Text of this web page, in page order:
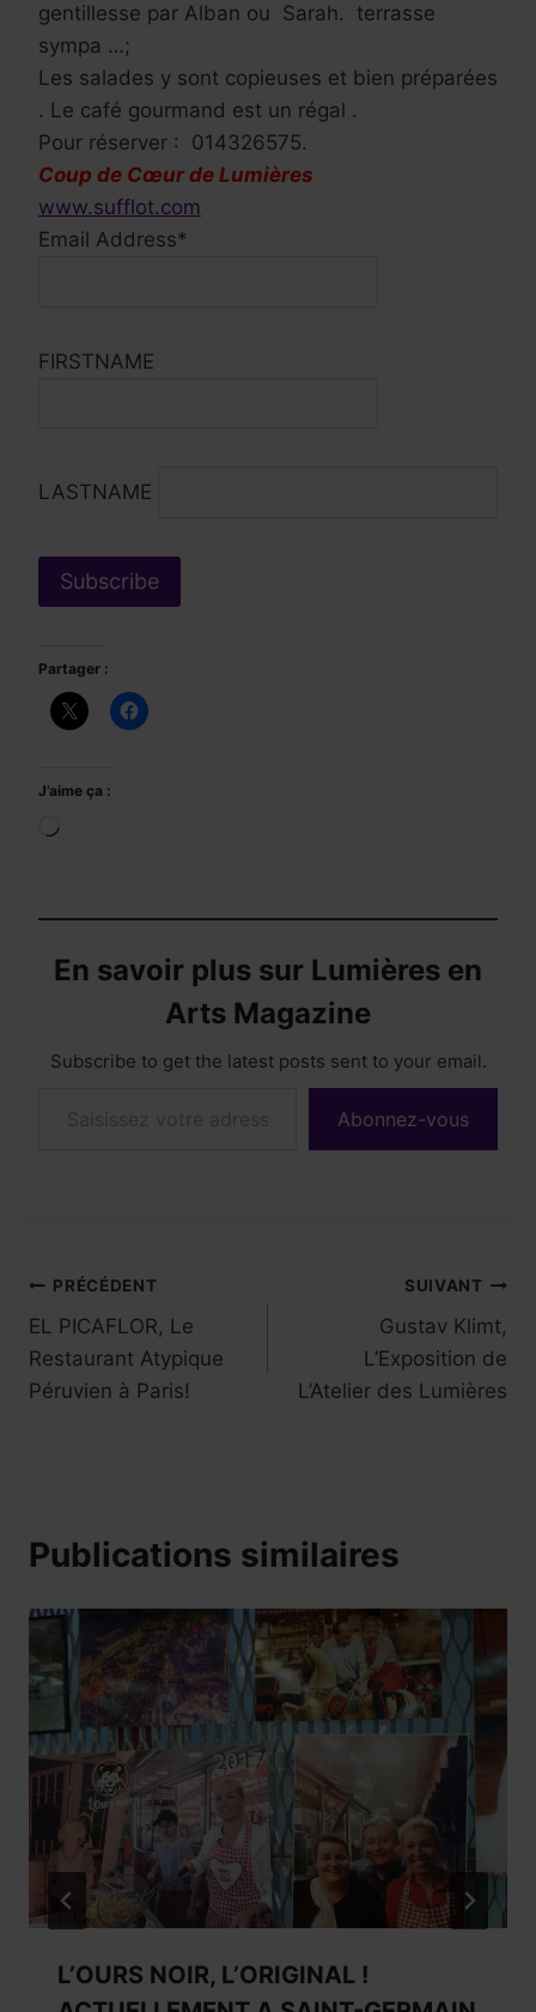
gentillesse par Alban ou Sarah. terrasse
sympa …;
Les salades y sont copieuses et bien préparées
. Le café gourmand est un régal .
Pour réserver : 014326575.
Coup de Cœur de Lumières
www.sufflot.com
Email Address*
FIRSTNAME
LASTNAME
Partager :
J’aime ça :
Chargement…
En savoir plus sur Lumières en
Arts Magazine
Subscribe to get the latest posts sent to your email.
Abonnez-vous
Navigation
de
l’article
PRÉCÉDENT
EL PICAFLOR, Le
Restaurant Atypique
Péruvien à Paris!
SUIVANT
Gustav Klimt,
L’Exposition de
L’Atelier des Lumières
Publications similaires
L’OURS NOIR, L’ORIGINAL !